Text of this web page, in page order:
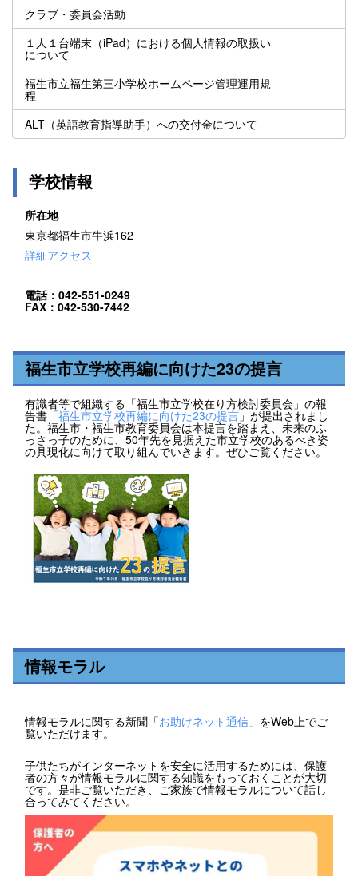
クラブ・委員会活動
１人１台端末（iPad）における個人情報の取扱い
について
福生市立福生第三小学校ホームページ管理運用規
程
ALT（英語教育指導助手）への交付金について
学校情報
所在地
東京都福生市牛浜162
詳細アクセス
電話：042-551-0249
FAX：042-530-7442
福生市立学校再編に向けた23の提言
有識者等で組織する「福生市立学校在り方検討委員会」の報
告書「福生市立学校再編に向けた23の提言」が提出されまし
た。福生市・福生市教育委員会は本提言を踏まえ、未来のふ
っさっ子のために、50年先を見据えた市立学校のあるべき姿
の具現化に向けて取り組んでいきます。ぜひご覧ください。
情報モラル
情報モラルに関する新聞「お助けネット通信 」をWeb上でご
覧いただけます。
子供たちがインターネットを安全に活用するためには、保護
者の方々が情報モラルに関する知識をもっておくことが大切
です。是非ご覧いただき、ご家族で情報モラルについて話し
合ってみてください。